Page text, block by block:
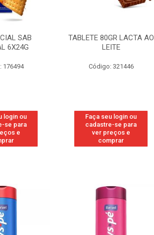
SAB
6X24G
176494
login ou
se para
e
TABLETE 80GR LACTA AO
LEITE
Código: 321446
Faça seu login ou
cadastre-se para
ver preços e
comprar